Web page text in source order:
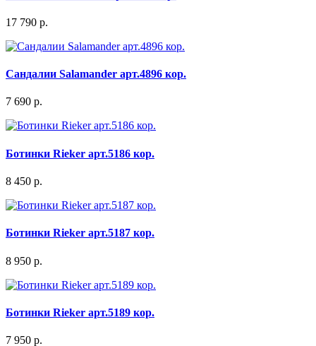
17 790 р.
Сандалии Salamander арт.4896 кор.
7 690 р.
Ботинки Rieker арт.5186 кор.
8 450 р.
Ботинки Rieker арт.5187 кор.
8 950 р.
Ботинки Rieker арт.5189 кор.
7 950 р.